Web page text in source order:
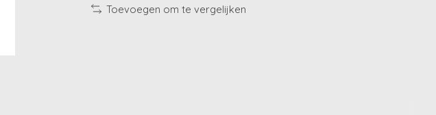
Toevoegen om te vergelijken